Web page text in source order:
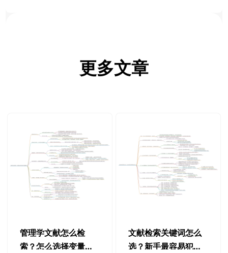
更多文章
管理学文献怎么检
索？怎么选择变量与
文献检索关键词怎么
选？新手最容易犯的5